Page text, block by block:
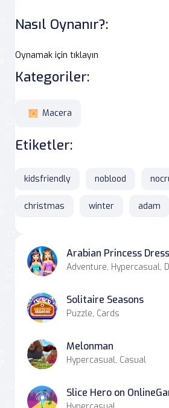
Nasıl Oynanır?:
Oynamak için tıklayın
Kategoriler:
Macera
Etiketler:
kidsfriendly noblood
christmas winter adam
Arabian Princess
Adventure, Hypercasual,
Solitaire Seasons
Puzzle, Cards
Melonman
Hypercasual, Casual
Slice Hero on